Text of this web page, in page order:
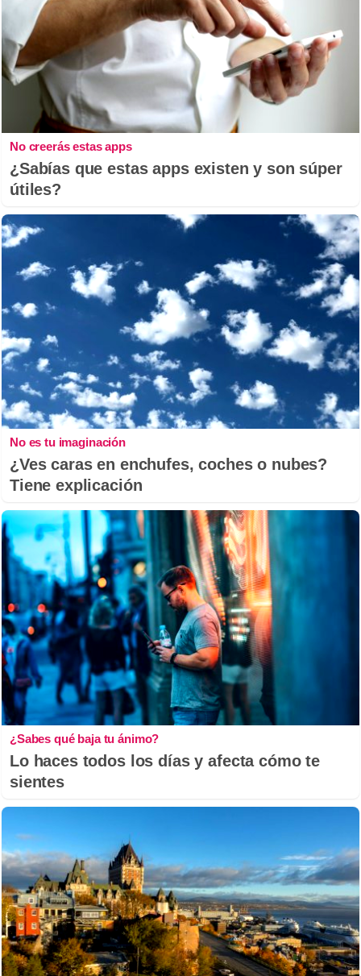
No creerás estas apps
¿Sabías que estas apps existen y son súper
útiles?
No es tu imaginación
¿Ves caras en enchufes, coches o nubes?
Tiene explicación
¿Sabes qué baja tu ánimo?
Lo haces todos los días y afecta cómo te
sientes